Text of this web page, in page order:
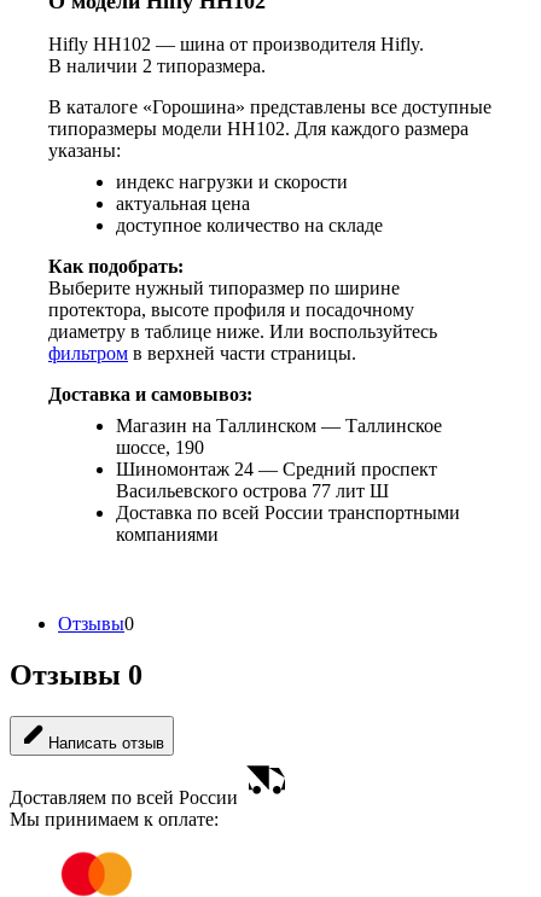
Hifly HH102 — шина от производителя Hifly.
В наличии 2 типоразмера.
В каталоге «Горошина» представлены все доступные
типоразмеры модели HH102. Для каждого размера
указаны:
индекс нагрузки и скорости
актуальная цена
доступное количество на складе
Как подобрать:
Выберите нужный типоразмер по ширине
протектора, высоте профиля и посадочному
диаметру в таблице ниже. Или воспользуйтесь
фильтром в верхней части страницы.
Доставка и самовывоз:
Магазин на Таллинском — Таллинское
шоссе, 190
Шиномонтаж 24 — Средний проспект
Васильевского острова 77 лит Ш
Доставка по всей России транспортными
компаниями
Отзывы0
Отзывы 0
Написать отзыв
Доставляем по всей России
Мы принимаем к оплате: